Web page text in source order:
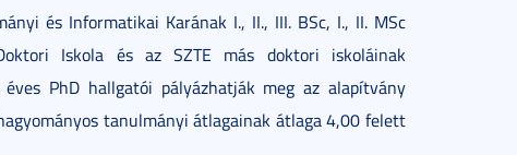
és Informatikai Karának I., II., III. BSc, I., II. MSc
Iskola és az SZTE más doktori iskoláinak
PhD hallgatói pályázhatják meg az alapítvány
tanulmányi átlagainak átlaga 4,00 felett